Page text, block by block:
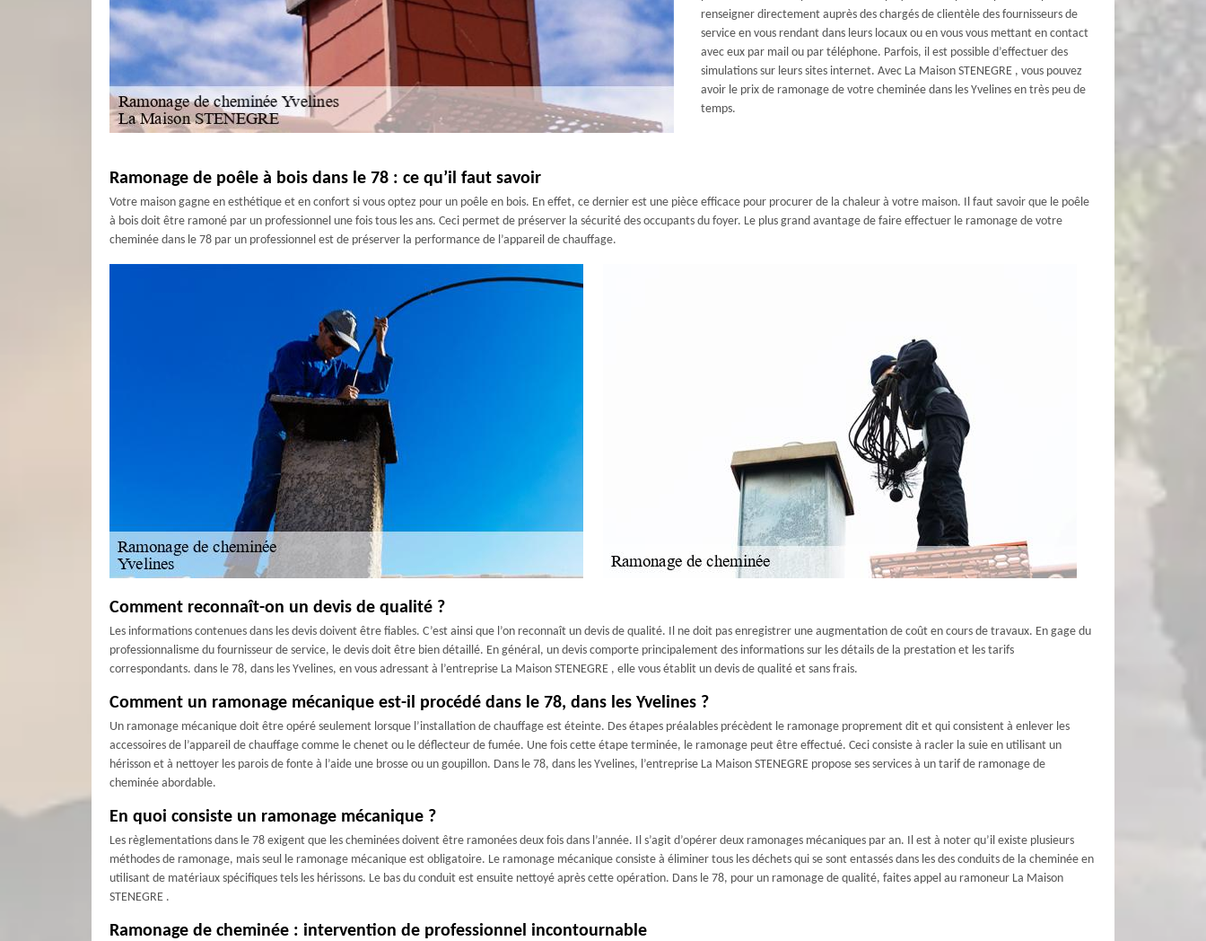
renseigner directement auprès des chargés de clientèle des fournisseurs de
service en vous rendant dans leurs locaux ou en vous vous mettant en contact
avec eux par mail ou par téléphone. Parfois, il est possible d’effectuer des
simulations sur leurs sites internet. Avec La Maison STENEGRE , vous pouvez
avoir le prix de ramonage de votre cheminée dans les Yvelines en très peu de
temps.
Ramonage de poêle à bois dans le 78 : ce qu’il faut savoir
Votre maison gagne en esthétique et en confort si vous optez pour un poêle en bois. En effet, ce dernier est une pièce efficace pour procurer de la chaleur à votre maison. Il faut savoir que le poêle
à bois doit être ramoné par un professionnel une fois tous les ans. Ceci permet de préserver la sécurité des occupants du foyer. Le plus grand avantage de faire effectuer le ramonage de votre
cheminée dans le 78 par un professionnel est de préserver la performance de l’appareil de chauffage.
Comment reconnaît-on un devis de qualité ?
Les informations contenues dans les devis doivent être fiables. C’est ainsi que l’on reconnaît un devis de qualité. Il ne doit pas enregistrer une augmentation de coût en cours de travaux. En gage du
professionnalisme du fournisseur de service, le devis doit être bien détaillé. En général, un devis comporte principalement des informations sur les détails de la prestation et les tarifs
correspondants. dans le 78, dans les Yvelines, en vous adressant à l’entreprise La Maison STENEGRE , elle vous établit un devis de qualité et sans frais.
Comment un ramonage mécanique est-il procédé dans le 78, dans les Yvelines ?
Un ramonage mécanique doit être opéré seulement lorsque l’installation de chauffage est éteinte. Des étapes préalables précèdent le ramonage proprement dit et qui consistent à enlever les
accessoires de l’appareil de chauffage comme le chenet ou le déflecteur de fumée. Une fois cette étape terminée, le ramonage peut être effectué. Ceci consiste à racler la suie en utilisant un
hérisson et à nettoyer les parois de fonte à l’aide une brosse ou un goupillon. Dans le 78, dans les Yvelines, l’entreprise La Maison STENEGRE propose ses services à un tarif de ramonage de
cheminée abordable.
En quoi consiste un ramonage mécanique ?
Les règlementations dans le 78 exigent que les cheminées doivent être ramonées deux fois dans l’année. Il s’agit d’opérer deux ramonages mécaniques par an. Il est à noter qu’il existe plusieurs
méthodes de ramonage, mais seul le ramonage mécanique est obligatoire. Le ramonage mécanique consiste à éliminer tous les déchets qui se sont entassés dans les des conduits de la cheminée en
utilisant de matériaux spécifiques tels les hérissons. Le bas du conduit est ensuite nettoyé après cette opération. Dans le 78, pour un ramonage de qualité, faites appel au ramoneur La Maison
STENEGRE .
Ramonage de cheminée : intervention de professionnel incontournable